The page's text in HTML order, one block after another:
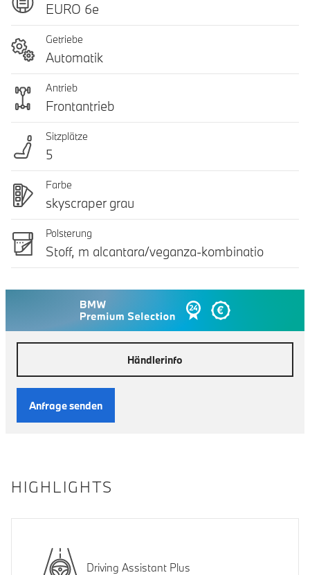
EURO 6e
Getriebe
Automatik
Antrieb
Frontantrieb
Sitzplätze
5
Farbe
skyscraper grau
Polsterung
Stoff, m alcantara/veganza-kombinatio
Händlerinfo
Anfrage senden
HIGHLIGHTS
Driving Assistant Plus